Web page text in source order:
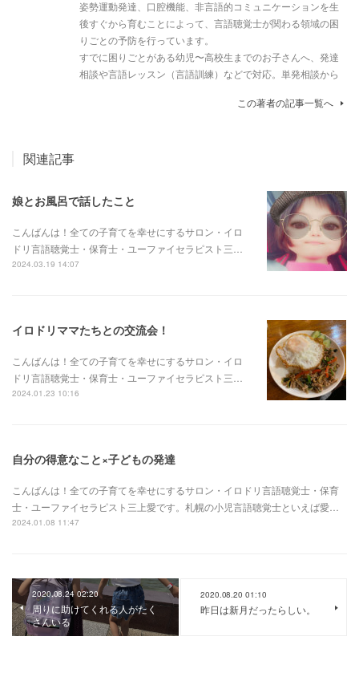
姿勢運動発達、口腔機能、非言語的コミュニケーションを生
後すぐから育むことによって、言語聴覚士が関わる領域の困
りごとの予防を行っています。
すでに困りごとがある幼児〜高校生までのお子さんへ、発達
相談や言語レッスン（言語訓練）などで対応。単発相談から
この著者の記事一覧へ
関連記事
娘とお風呂で話したこと
こんばんは！全ての子育てを幸せにするサロン・イロ
ドリ言語聴覚士・保育士・ユーファイセラピスト三…
2024.03.19 14:07
イロドリママたちとの交流会！
こんばんは！全ての子育てを幸せにするサロン・イロ
ドリ言語聴覚士・保育士・ユーファイセラピスト三…
2024.01.23 10:16
自分の得意なこと×子どもの発達
こんばんは！全ての子育てを幸せにするサロン・イロドリ言語聴覚士・保育
士・ユーファイセラピスト三上愛です。札幌の小児言語聴覚士といえば愛…
2024.01.08 11:47
2020.08.24 02:20
周りに助けてくれる人がたく
さんいる
2020.08.20 01:10
昨日は新月だったらしい。